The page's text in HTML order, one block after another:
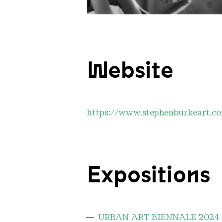
Stephen Burke
Website
https://
Expositions
URBAN ART BIENNALE 2024